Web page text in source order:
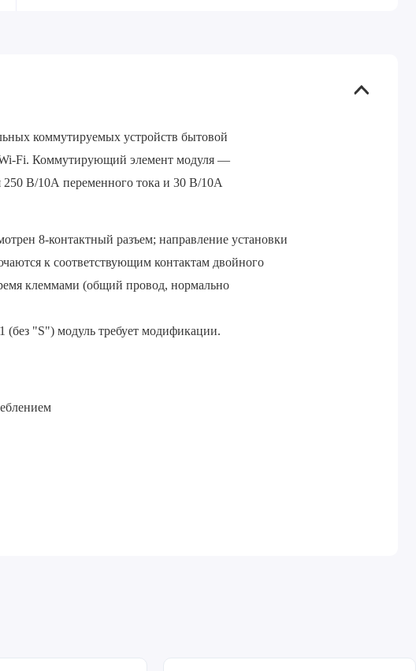
коммутируемых устройств бытовой
Fi. Коммутирующий элемент модуля —
250 В/10А переменного тока и 30 В/10А
8-контактный разъем; направление установки
к соответствующим контактам двойного
клеммами (общий провод, нормально
(без "S") модуль требует модификации.